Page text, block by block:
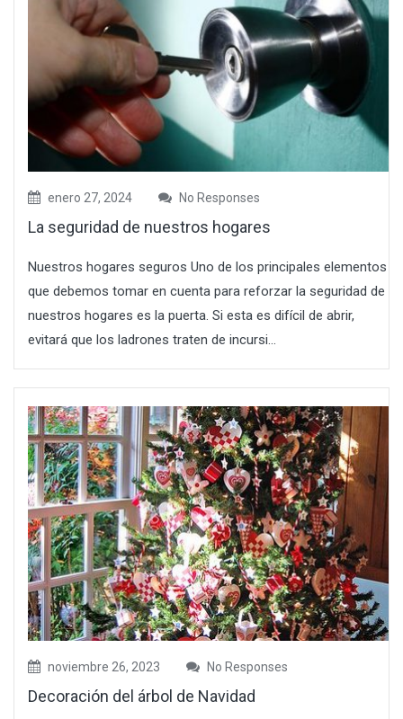
enero 27, 2024 No Responses
La seguridad de nuestros hogares
Nuestros hogares seguros Uno de los principales elementos
que debemos tomar en cuenta para reforzar la seguridad de
nuestros hogares es la puerta. Si esta es difícil de abrir,
evitará que los ladrones traten de incursi...
noviembre 26, 2023 No Responses
Decoración del árbol de Navidad